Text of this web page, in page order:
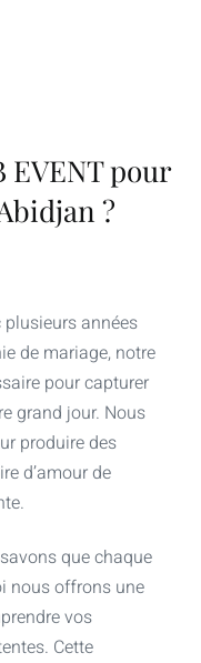
EVENT pour
?
plusieurs années
de mariage, notre
pour capturer
grand jour. Nous
produire des
d’amour de
que chaque
nous offrons une
vos
Cette